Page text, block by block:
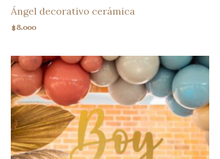
Ángel decorativo cerámica
$8.000